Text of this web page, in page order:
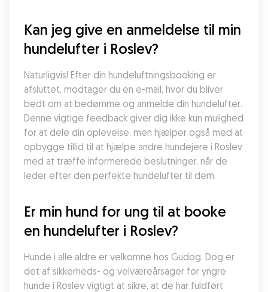
Kan jeg give en anmeldelse til min
hundelufter i Roslev?
Naturligvis! Efter din hundeluftningsbooking er
afsluttet, modtager du en e-mail, hvor du bliver
bedt om at bedømme og anmelde din hundelufter.
Denne vigtige feedback giver dig ikke kun mulighed
for at dele din oplevelse, men hjælper også med at
opbygge tillid til at hjælpe andre hundejere i Roslev
med at træffe informerede beslutninger, når de
leder efter den perfekte hundelufter til dem.
Er min hund for ung til at booke
en hundelufter i Roslev?
Hunde i alle aldre er velkomne hos Gudog. Dog er
det af sikkerheds- og velværeårsager for yngre
hunde i Roslev vigtigt at sikre, at de har fuldført